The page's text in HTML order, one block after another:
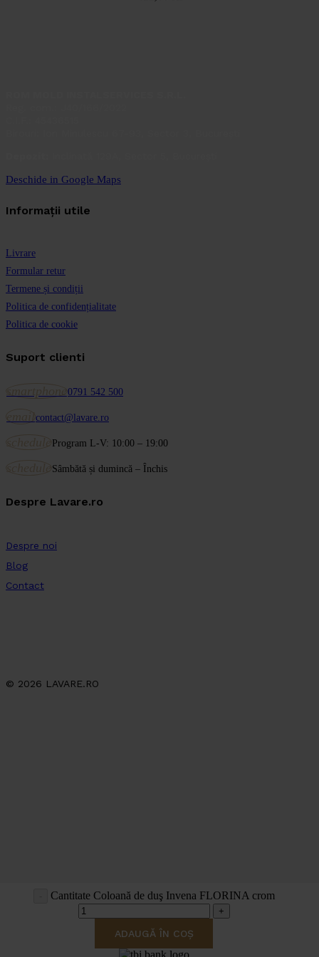
Cantitate Coloană de duş Invena FLORINA crom
ADAUGĂ ÎN COȘ
Deschide in Google Maps
Informații utile
Livrare
Formular retur
Termene și condiții
Politica de confidențialitate
Politica de cookie
Suport clienti
0791 542 500
contact@lavare.ro
Program L-V: 10:00 – 19:00
Sâmbătă și dumincă – Închis
Despre Lavare.ro
Despre noi
Blog
Contact
© 2026 LAVARE.RO